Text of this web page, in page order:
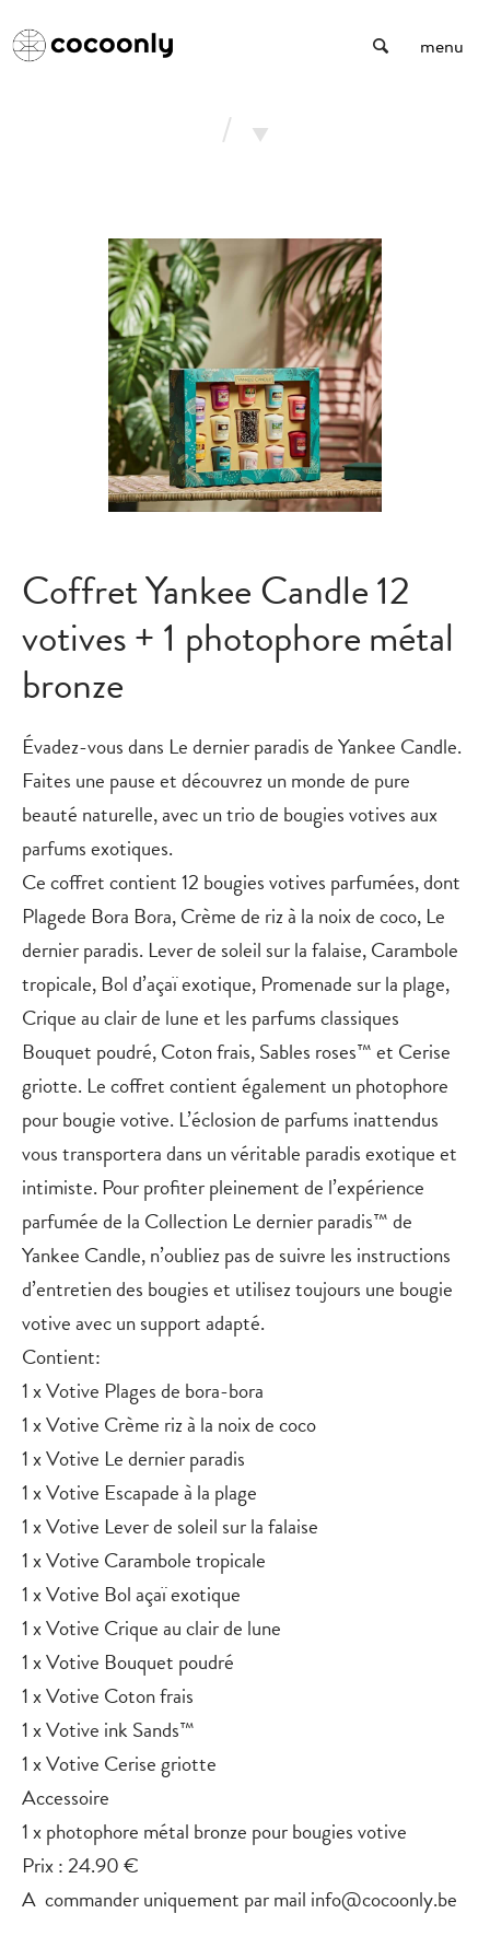
menu
/
Coffret Yankee Candle 12
votives + 1 photophore métal
bronze
Évadez-vous dans Le dernier paradis de Yankee Candle.
Faites une pause et découvrez un monde de pure
beauté naturelle, avec un trio de bougies votives aux
parfums exotiques.
Ce coffret contient 12 bougies votives parfumées, dont
Plagede Bora Bora, Crème de riz à la noix de coco, Le
dernier paradis. Lever de soleil sur la falaise, Carambole
tropicale, Bol d’açaï exotique, Promenade sur la plage,
Crique au clair de lune et les parfums classiques
Bouquet poudré, Coton frais, Sables roses™ et Cerise
griotte. Le coffret contient également un photophore
pour bougie votive. L’éclosion de parfums inattendus
vous transportera dans un véritable paradis exotique et
intimiste. Pour profiter pleinement de l’expérience
parfumée de la Collection Le dernier paradis™ de
Yankee Candle, n’oubliez pas de suivre les instructions
d’entretien des bougies et utilisez toujours une bougie
votive avec un support adapté.
Contient:
1 x Votive Plages de bora-bora
1 x Votive Crème riz à la noix de coco
1 x Votive Le dernier paradis
1 x Votive Escapade à la plage
1 x Votive Lever de soleil sur la falaise
1 x Votive Carambole tropicale
1 x Votive Bol açaï exotique
1 x Votive Crique au clair de lune
1 x Votive Bouquet poudré
1 x Votive Coton frais
1 x Votive ink Sands™
1 x Votive Cerise griotte
Accessoire
1 x photophore métal bronze pour bougies votive
Prix : 24.90 €
A commander uniquement par mail info@cocoonly.be